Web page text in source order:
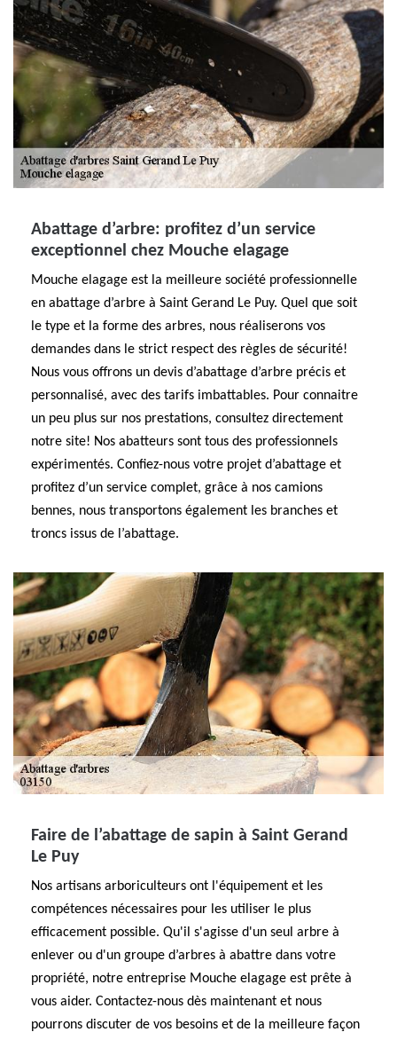
Abattage d’arbre: profitez d’un service
exceptionnel chez Mouche elagage
Mouche elagage est la meilleure société professionnelle
en abattage d’arbre à Saint Gerand Le Puy. Quel que soit
le type et la forme des arbres, nous réaliserons vos
demandes dans le strict respect des règles de sécurité!
Nous vous offrons un devis d’abattage d’arbre précis et
personnalisé, avec des tarifs imbattables. Pour connaitre
un peu plus sur nos prestations, consultez directement
notre site! Nos abatteurs sont tous des professionnels
expérimentés. Confiez-nous votre projet d’abattage et
profitez d’un service complet, grâce à nos camions
bennes, nous transportons également les branches et
troncs issus de l’abattage.
Faire de l’abattage de sapin à Saint Gerand
Le Puy
Nos artisans arboriculteurs ont l'équipement et les
compétences nécessaires pour les utiliser le plus
efficacement possible. Qu'il s'agisse d'un seul arbre à
enlever ou d'un groupe d’arbres à abattre dans votre
propriété, notre entreprise Mouche elagage est prête à
vous aider. Contactez-nous dès maintenant et nous
pourrons discuter de vos besoins et de la meilleure façon